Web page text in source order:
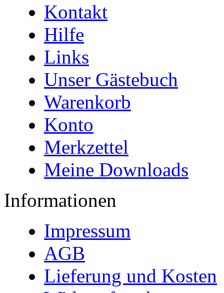
Kontakt
Hilfe
Links
Unser Gästebuch
Warenkorb
Konto
Merkzettel
Meine Downloads
Informationen
Impressum
AGB
Lieferung und Kosten